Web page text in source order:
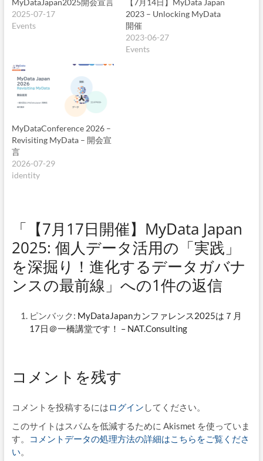
MyDataJapan2025開会宣言
2025-07-17
Events
【7月14日】MyData Japan
2023 – Unlocking MyData
開催
2023-06-27
Events
MyDataConference 2026 –
Revisiting MyData – 開会宣
言
2026-07-29
identity
「【7月17日開催】MyData Japan
2025: 個人データ活用の「実践」
を深掘り！進化するデータガバナ
ンスの最前線」への1件の返信
ピンバック: MyDataJapanカンファレンス2025は７月
17日＠一橋講堂です！ – NAT.Consulting
コメントを残す
コメントを投稿するにはログイン してください。
このサイトはスパムを低減するために Akismet を使っていま
す。
コメントデータの処理方法の詳細はこちらをご覧くださ
い